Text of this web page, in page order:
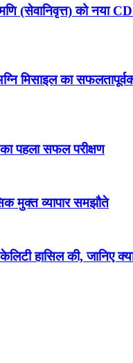
(सेवानिवृत्त) को नया
मिसाइल का
का पहला सफल परीक्षण
मुक्त व्यापार समझौते
हासिल की, जानिए